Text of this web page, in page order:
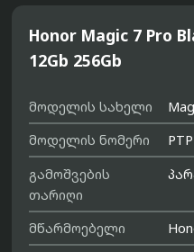
Honor Magic 7 Pro
12Gb 256Gb
მოდელის სახელი
მოდელის ნომერი
გამოშვების
თარიღი
მწარმოებელი